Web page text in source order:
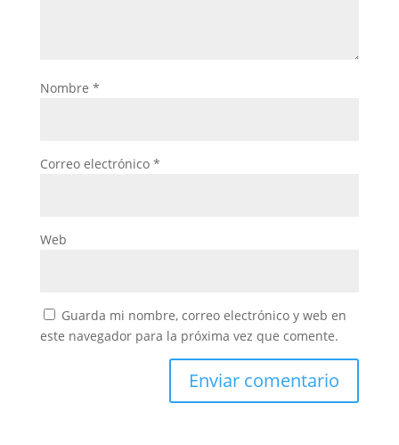
Nombre *
Correo electrónico *
Web
Guarda mi nombre, correo electrónico y web en
este navegador para la próxima vez que comente.